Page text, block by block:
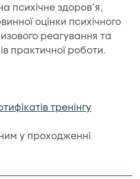
психічне здоров’я,
оцінки психічного
реагування та
практичної роботи.
тренінгу
у проходженні